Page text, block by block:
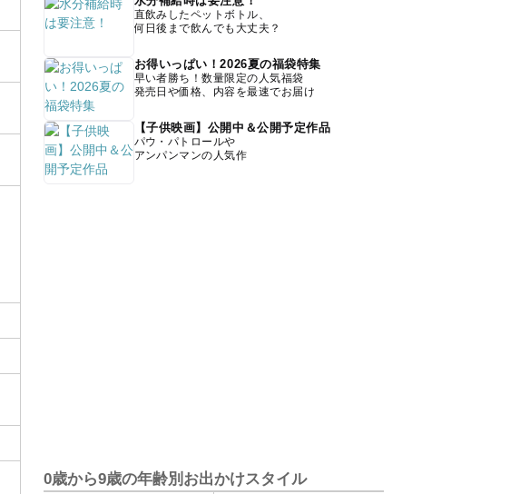
直飲みしたペットボトル、
何日後まで飲んでも大丈夫？
お得いっぱい！2026夏の福袋特集
早い者勝ち！数量限定の人気福袋
発売日や価格、内容を最速でお届け
【子供映画】公開中＆公開予定作品
パウ・パトロールや
アンパンマンの人気作
0歳から9歳の年齢別お出かけスタイル